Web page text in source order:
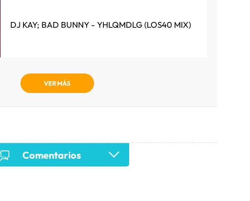
DJ KAY; BAD BUNNY - YHLQMDLG (LOS40 MIX)
VER MÁS
Comentarios